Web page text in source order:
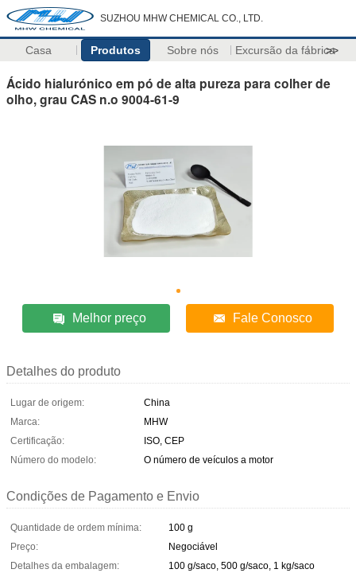
SUZHOU MHW CHEMICAL CO., LTD.
Casa Produtos Sobre nós Excursão da fábrica
>>
Ácido hialurónico em pó de alta pureza para colher de
olho, grau CAS n.o 9004-61-9
Melhor preço Fale Conosco
Detalhes do produto
Lugar de origem:
China
Marca:
MHW
Certificação:
ISO, CEP
Número do modelo:
O número de veículos a motor
Condições de Pagamento e Envio
Quantidade de ordem mínima:
100 g
Preço:
Negociável
Detalhes da embalagem:
100 g/saco, 500 g/saco, 1 kg/saco